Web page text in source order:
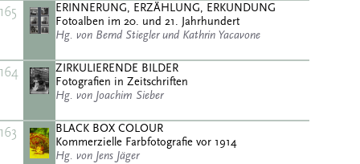
165
ERINNERUNG, ERZÄHLUNG, ERKUNDUNG
Fotoalben im 20. und 21. Jahrhundert
Hg. von Bernd Stiegler und Kathrin Yacavone
164
ZIRKULIERENDE BILDER
Fotografien in Zeitschriften
Hg. von Joachim Sieber
163
BLACK BOX COLOUR
Kommerzielle Farbfotografie vor 1914
Hg. von Jens Jäger